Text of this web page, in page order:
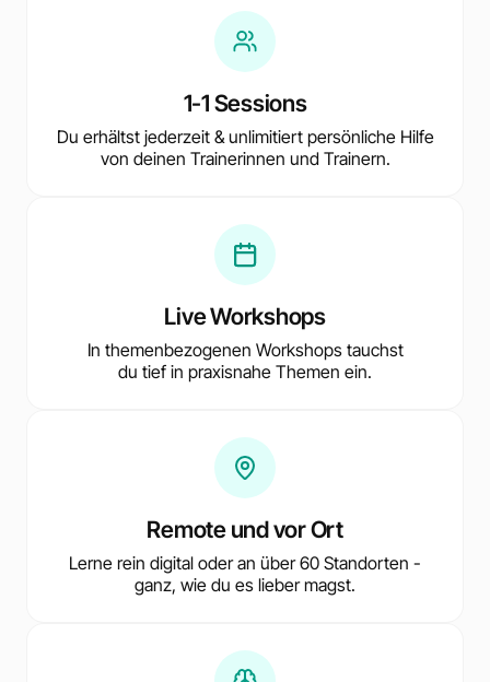
1-1 Sessions
Du erhältst jederzeit & unlimitiert persönliche Hilfe
von deinen Trainerinnen und Trainern.
Live Workshops
In themenbezogenen Workshops tauchst
du tief in praxisnahe Themen ein.
Remote und vor Ort
Lerne rein digital oder an über 60 Standorten -
ganz, wie du es lieber magst.